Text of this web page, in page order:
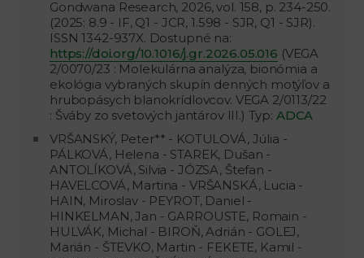
Gondwana Research, 2026, vol. 158, p. 234-250.
(2025: 8.9 - IF, Q1 - JCR, 1.598 - SJR, Q1 - SJR).
ISSN 1342-937X. Dostupné na:
https://doi.org/10.1016/j.gr.2026.05.016 (VEGA
2/0070/23 : Molekulárna analýza, bionómia a
ekológia vybraných skupín denných motýľov a
hrubopásych blanokrídlovcov. VEGA 2/0113/22
: Šváby zo svetových jantárov III.) Typ: ADCA
VRŠANSKÝ, Peter** - KOTULOVÁ, Júlia -
PÁLKOVÁ, Helena - STAREK, Dušan -
ANTOLÍKOVÁ, Silvia - JÓZSA, Štefan -
HAVELCOVÁ, Martina - VRŠANSKÁ, Lucia -
HAIN, Miroslav - PEYROT, Daniel -
HINKELMAN, Jan - GARROUSTE, Romain -
HULVÁK, Michal - BIROŇ, Adrián - GOLEJ,
Marián - ŠTEVKO, Martin - FEKETE, Kamil -